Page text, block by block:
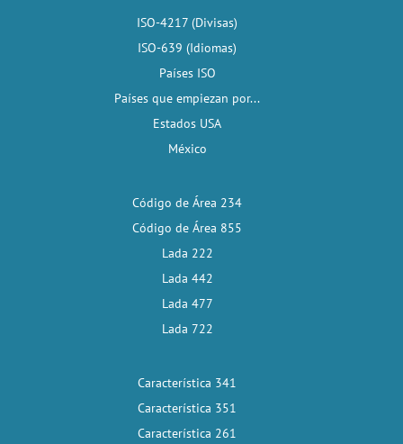
ISO-4217 (Divisas)
ISO-639 (Idiomas)
Países ISO
Países que empiezan por...
Estados USA
México
Código de Área 234
Código de Área 855
Lada 222
Lada 442
Lada 477
Lada 722
Característica 341
Característica 351
Característica 261